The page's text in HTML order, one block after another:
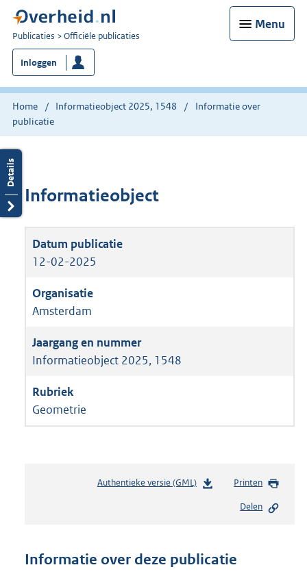
Menu
U
bent
nu
hier:
Publicaties Officiële publicaties
Inloggen
Home Informatieobject 2025, 1548
Informatie over
publicatie
Informatieobject
12-02-2025
Amsterdam
Informatieobject 2025, 1548
Geometrie
Authentieke versie (GML)b
n
Printen
Delen
Informatie over deze publicatie